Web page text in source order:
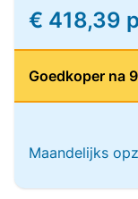
€ 418,39
Goedkoper na
Maandelijks